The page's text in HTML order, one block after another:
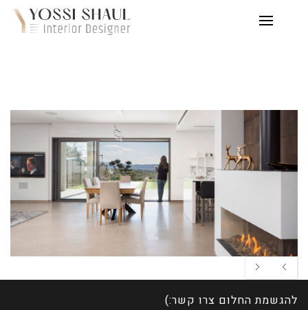
להגשמת החלום צרו קשר:)